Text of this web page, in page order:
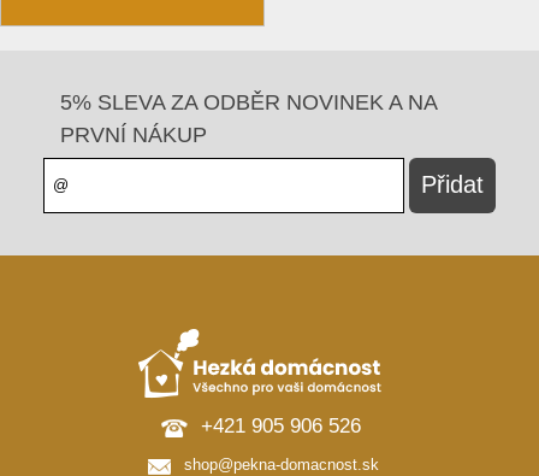
5% SLEVA ZA ODBĚR NOVINEK A NA
PRVNÍ NÁKUP
+421 905 906 526
shop@pekna-domacnost.sk